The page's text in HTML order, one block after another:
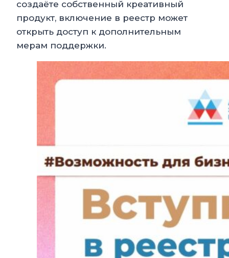
создаёте собственный креативный
продукт, включение в реестр может
открыть доступ к дополнительным
мерам поддержки.